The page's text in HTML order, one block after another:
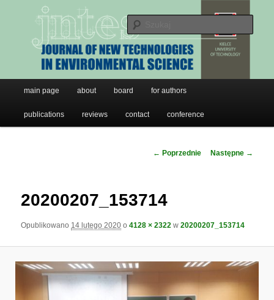
Przeskocz
Journal of New Technologies in
Environmental Science
JNTES
main page about board for authors
publications reviews contact conference
Nawigacja
← Poprzednie Następne →
20200207_153714
Opublikowano 14 lutego 2020 o4128 × 2322 w20200207_153714